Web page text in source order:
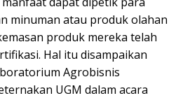
minuman atau produk olahan
produk mereka telah
Hal itu disampaikan
Agrobisnis
UGM dalam acara